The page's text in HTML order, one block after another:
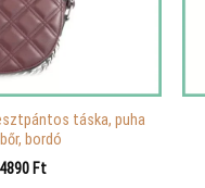
táska, puha
bordó
Original
4890 FtCurrent